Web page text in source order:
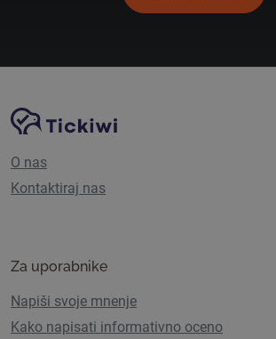
Navigacija spletnega mesta
Platforma Tickiwi
O nas
Kontaktiraj nas
Za uporabnike
Napiši svoje mnenje
Kako napisati informativno oceno